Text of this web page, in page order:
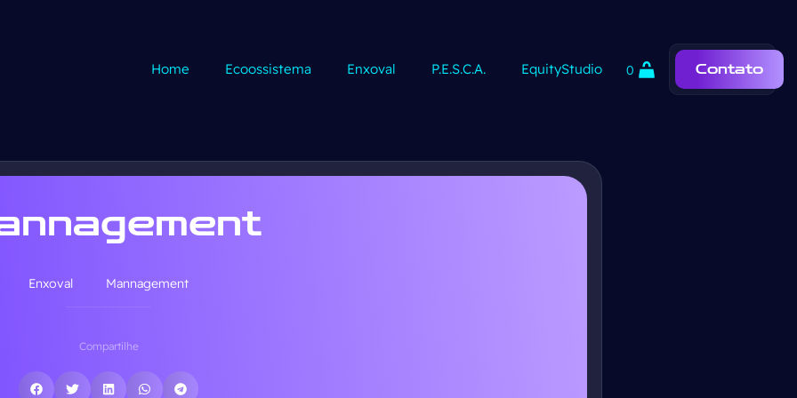
Home Ecoossistema Enxoval P.E.S.C.A. EquityStudio 0 Contato
Enxoval Mannagement
Compartilhe